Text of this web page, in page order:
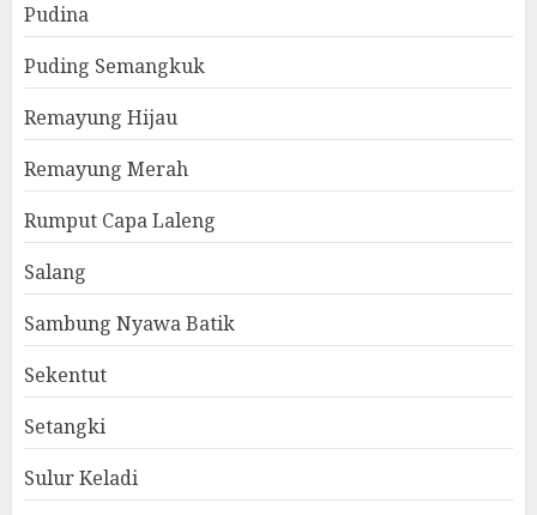
Pudina
Puding Semangkuk
Remayung Hijau
Remayung Merah
Rumput Capa Laleng
Salang
Sambung Nyawa Batik
Sekentut
Setangki
Sulur Keladi